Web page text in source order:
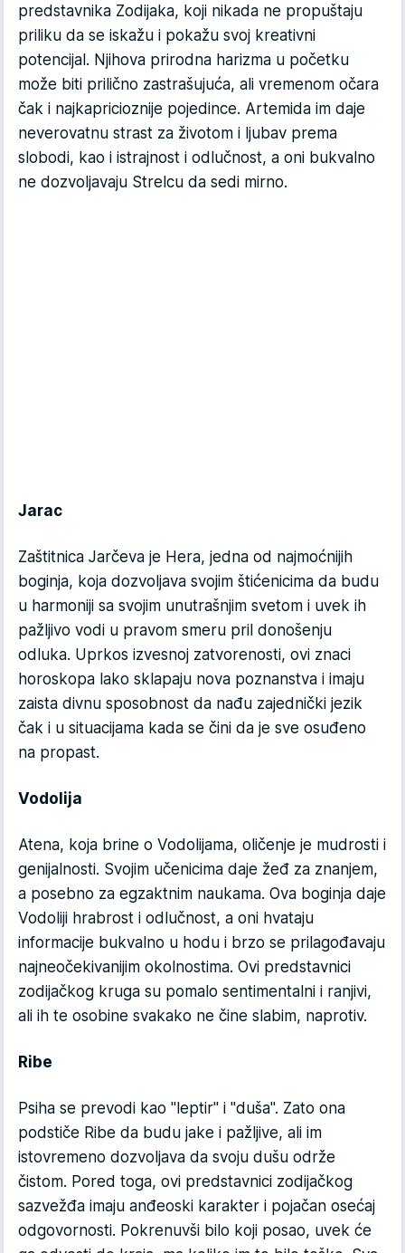
predstavnika Zodijaka, koji nikada ne propuštaju
priliku da se iskažu i pokažu svoj kreativni
potencijal. Njihova prirodna harizma u početku
može biti prilično zastrašujuća, ali vremenom očara
čak i najkapricioznije pojedince. Artemida im daje
neverovatnu strast za životom i ljubav prema
slobodi, kao i istrajnost i odlučnost, a oni bukvalno
ne dozvoljavaju Strelcu da sedi mirno.
Jarac
Zaštitnica Jarčeva je Hera, jedna od najmoćnijih
boginja, koja dozvoljava svojim štićenicima da budu
u harmoniji sa svojim unutrašnjim svetom i uvek ih
pažljivo vodi u pravom smeru pril donošenju
odluka. Uprkos izvesnoj zatvorenosti, ovi znaci
horoskopa lako sklapaju nova poznanstva i imaju
zaista divnu sposobnost da nađu zajednički jezik
čak i u situacijama kada se čini da je sve osuđeno
na propast.
Vodolija
Atena, koja brine o Vodolijama, oličenje je mudrosti i
genijalnosti. Svojim učenicima daje žeđ za znanjem,
a posebno za egzaktnim naukama. Ova boginja daje
Vodoliji hrabrost i odlučnost, a oni hvataju
informacije bukvalno u hodu i brzo se prilagođavaju
najneočekivanijim okolnostima. Ovi predstavnici
zodijačkog kruga su pomalo sentimentalni i ranjivi,
ali ih te osobine svakako ne čine slabim, naprotiv.
Ribe
Psiha se prevodi kao "leptir" i "duša". Zato ona
podstiče Ribe da budu jake i pažljive, ali im
istovremeno dozvoljava da svoju dušu održe
čistom. Pored toga, ovi predstavnici zodijačkog
sazvežđa imaju anđeoski karakter i pojačan osećaj
odgovornosti. Pokrenuvši bilo koji posao, uvek će